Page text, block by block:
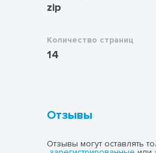
zip
Количество страниц
14
Отзывы
Отзывы могут оставлять